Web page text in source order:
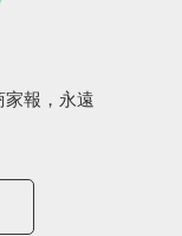
家報，永遠